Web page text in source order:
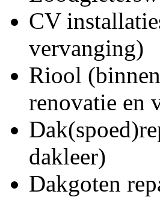
CV
vervanging)
Riool
renovatie en
dakleer)
Dakgoten